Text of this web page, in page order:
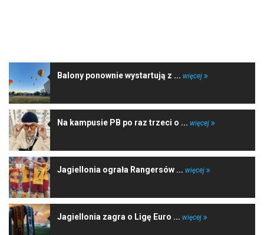
Balony ponownie wystartują z ... więcej
Na kampusie PB po raz trzeci o ... więcej
Jagiellonia ograła Rangersów ... więcej
Jagiellonia zagra o Ligę Euro ... więcej